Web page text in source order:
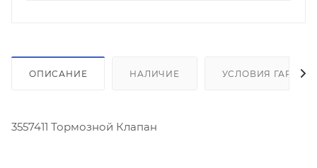
ОПИСАНИЕ НАЛИЧИЕ УСЛОВИЯ
3557411 Тормозной Клапан